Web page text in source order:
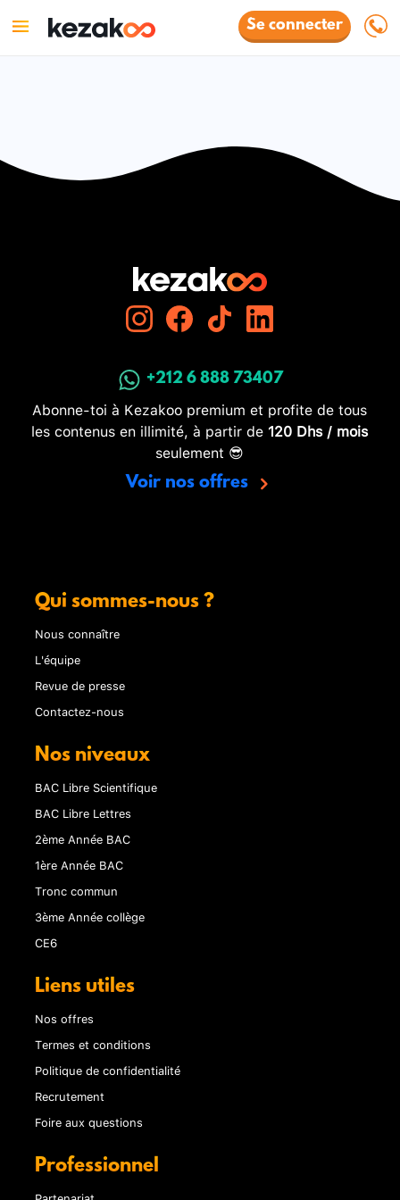
Se connecter
+212 6 888 73407
Abonne-toi à Kezakoo premium et profite de tous
les contenus en illimité, à partir de 120 Dhs / mois
seulement 😎
Voir nos offres
Qui sommes-nous ?
Nous connaître
L'équipe
Revue de presse
Contactez-nous
Nos niveaux
BAC Libre Scientifique
BAC Libre Lettres
2ème Année BAC
1ère Année BAC
Tronc commun
3ème Année collège
CE6
Liens utiles
Nos offres
Termes et conditions
Politique de confidentialité
Recrutement
Foire aux questions
Professionnel